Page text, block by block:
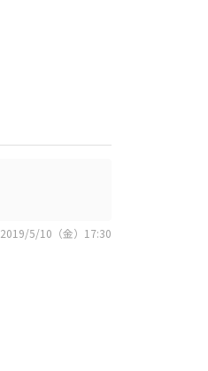
2019/5/10（金）17:30